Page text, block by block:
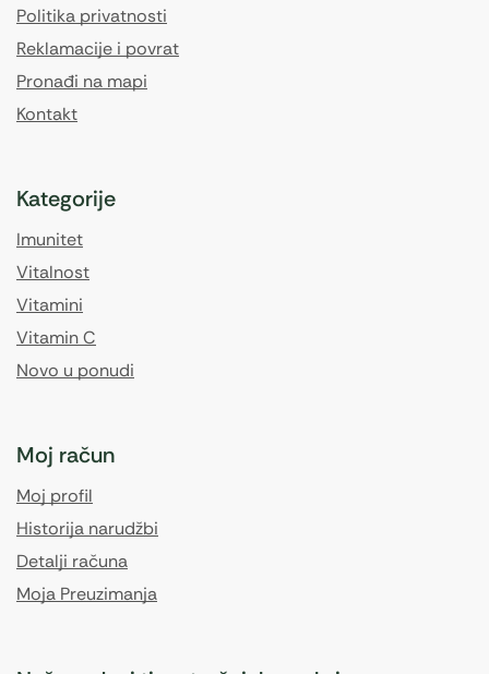
Politika privatnosti
Reklamacije i povrat
Pronađi na mapi
Kontakt
Kategorije
Imunitet
Vitalnost
Vitamini
Vitamin C
Novo u ponudi
Moj račun
Moj profil
Historija narudžbi
Detalji računa
Moja Preuzimanja